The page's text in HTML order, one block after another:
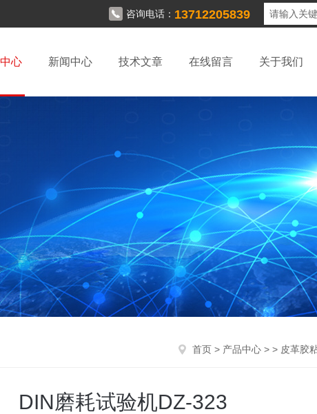
咨询电话： 13712205839
心 新闻中心 技术文章 在线留言 关于我们
首页 > 产品中心 > > 皮革胶
DIN磨耗试验机DZ-323